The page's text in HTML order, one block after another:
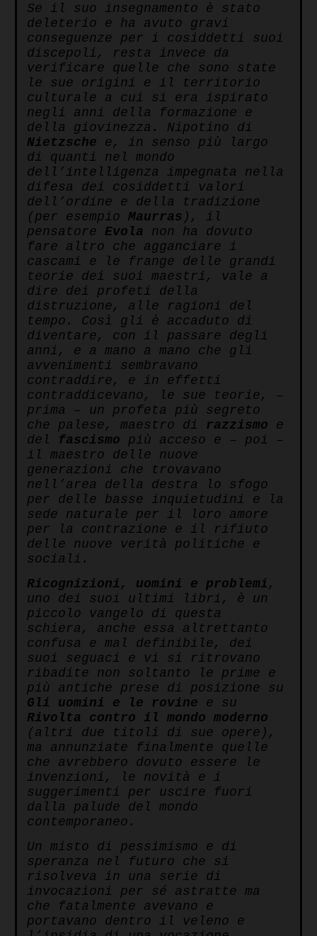
Se il suo insegnamento è stato
deleterio e ha avuto gravi
conseguenze per i cosiddetti suoi
discepoli, resta invece da
verificare quelle che sono state
le sue origini e il territorio
culturale a cui si era ispirato
negli anni della formazione e
della giovinezza. Nipotino di
Nietzsche e, in senso più largo
di quanti nel mondo
dell’intelligenza impegnata nella
difesa dei cosiddetti valori
dell’ordine e della tradizione
(per esempio Maurras ), il
pensatore Evola non ha dovuto
fare altro che agganciare i
cascami e le frange delle grandi
teorie dei suoi maestri, vale a
dire dei profeti della
distruzione, alle ragioni del
tempo. Così gli è accaduto di
diventare, con il passare degli
anni, e a mano a mano che gli
avvenimenti sembravano
contraddire, e in effetti
contraddicevano, le sue teorie, –
prima – un profeta più segreto
che palese, maestro di razzismo e
del fascismo più acceso e – poi –
il maestro delle nuove
generazioni che trovavano
nell’area della destra lo sfogo
per delle basse inquietudini e la
sede naturale per il loro amore
per la contrazione e il rifiuto
delle nuove verità politiche e
sociali.
Ricognizioni, uomini e problemi ,
uno dei suoi ultimi libri, è un
piccolo vangelo di questa
schiera, anche essa altrettanto
confusa e mal definibile, dei
suoi seguaci e vi si ritrovano
ribadite non soltanto le prime e
più antiche prese di posizione su
Gli uomini e le rovine e su
Rivolta contro il mondo moderno
(altri due titoli di sue opere),
ma annunziate finalmente quelle
che avrebbero dovuto essere le
invenzioni, le novità e i
suggerimenti per uscire fuori
dalla palude del mondo
contemporaneo.
Un misto di pessimismo e di
speranza nel futuro che si
risolveva in una serie di
invocazioni per sé astratte ma
che fatalmente avevano e
portavano dentro il veleno e